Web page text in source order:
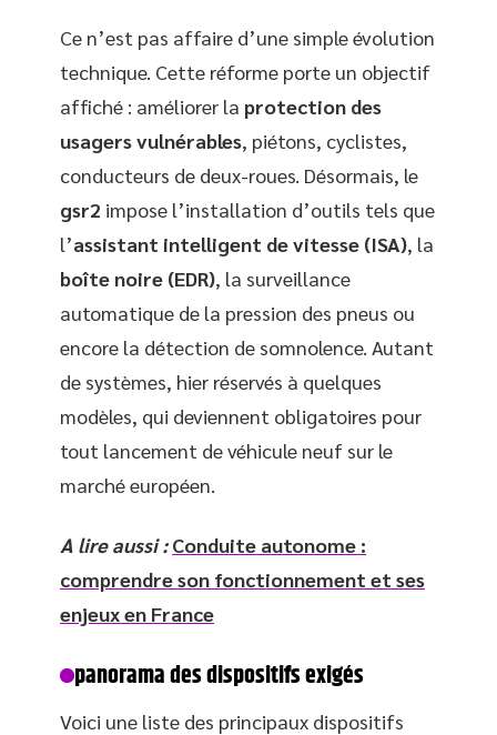
Ce n’est pas affaire d’une simple évolution
technique. Cette réforme porte un objectif
affiché : améliorer la protection des
usagers vulnérables, piétons, cyclistes,
conducteurs de deux-roues. Désormais, le
gsr2 impose l’installation d’outils tels que
l’assistant intelligent de vitesse (ISA), la
boîte noire (EDR), la surveillance
automatique de la pression des pneus ou
encore la détection de somnolence. Autant
de systèmes, hier réservés à quelques
modèles, qui deviennent obligatoires pour
tout lancement de véhicule neuf sur le
marché européen.
A lire aussi : Conduite autonome :
comprendre son fonctionnement et ses
enjeux en France
panorama des dispositifs exigés
Voici une liste des principaux dispositifs